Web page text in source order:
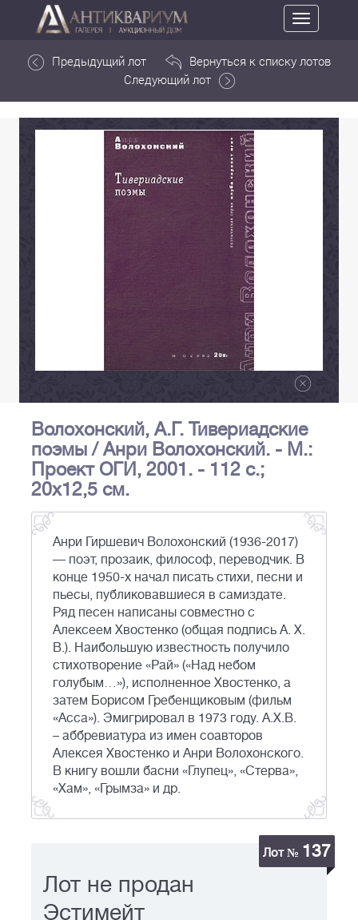
Toggle
navigation
Предыдущий лот
Вернуться к списку лотов
Следующий лот
Волохонский, А.Г. Тивериадские
поэмы / Анри Волохонский. - М.:
Проект ОГИ, 2001. - 112 с.;
20х12,5 см.
Анри Гиршевич Волохонский (1936-2017)
— поэт, прозаик, философ, переводчик. В
конце 1950-х начал писать стихи, песни и
пьесы, публиковавшиеся в самиздате.
Ряд песен написаны совместно с
Алексеем Хвостенко (общая подпись А. Х.
В.). Наибольшую известность получило
стихотворение «Рай» («Над небом
голубым…»), исполненное Хвостенко, а
затем Борисом Гребенщиковым (фильм
«Асса»). Эмигрировал в 1973 году. А.Х.В.
– аббревиатура из имен соавторов
Алексея Хвостенко и Анри Волохонского.
В книгу вошли басни «Глупец», «Стерва»,
«Хам», «Грымза» и др.
Лот № 137
Лот не продан
Эстимейт